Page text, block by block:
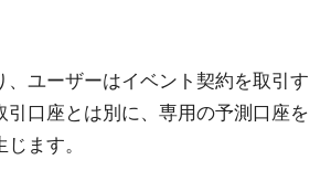
、ユーザーはイベント契約を取引す
引口座とは別に、専用の予測口座を
ます。